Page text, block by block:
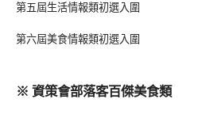
第五屆生活情報類初選入圍
第六屆美食情報類初選入圍
※ 資策會部落客百傑美食類